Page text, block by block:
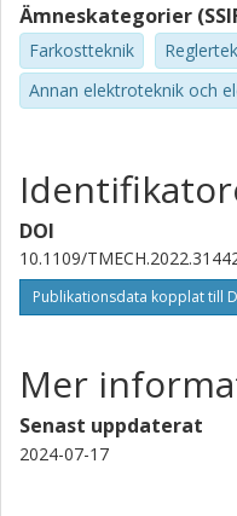
Ämneskategorier
Farkostteknik
Annan elektroteknik och
DOI
10.1109/
Publikationsdata kopplat till
Mer
Senast uppdaterat
2024-07-17